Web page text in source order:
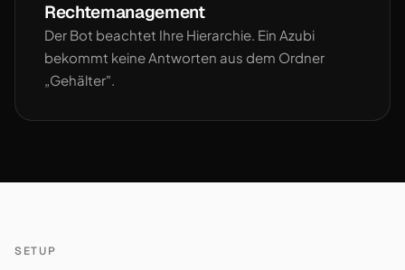
Rechtemanagement
Der Bot beachtet Ihre Hierarchie. Ein Azubi
bekommt keine Antworten aus dem Ordner
„Gehälter".
SETUP